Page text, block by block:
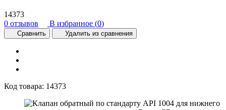
14373
0 отзывов
В избранное (0)
Сравнить Удалить из сравнения
Код товара: 14373